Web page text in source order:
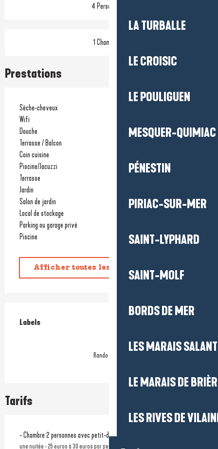
LA TURBALLE
LE CROISIC
LE POULIGUEN
MESQUER-QUIMIAC
PÉNESTIN
PIRIAC-SUR-MER
SAINT-LYPHARD
SAINT-MOLF
BORDS DE MER
LES MARAIS
LE MARAIS DE
LES RIVES DE
4 Personne(s)
1 Chambre(s)
Prestations
Sèche-cheveux
Wifi
Douche
Terrasse / Balcon
Coin cuisine
Piscine/Jacuzzi
Terrasse
Jardin
Salon de jardin
Local de stockage
Parking ou garage privé
Piscine
Afficher toutes les prestations
Offres de prestations
Labels
Labels
Rando Accueil
Tarifs
- Chambre 2 personnes avec petit-déjeuner
une nuitée - 25 euros à 30 euros par personne supplémentaire